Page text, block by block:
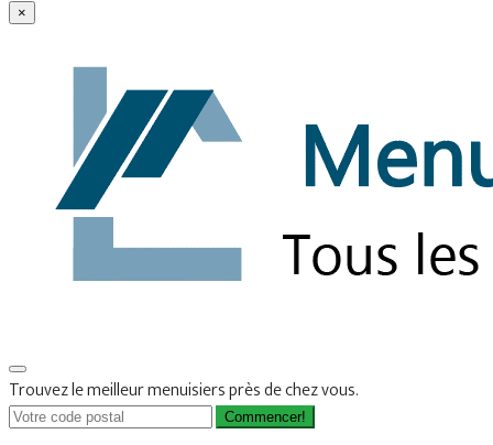
×
Trouvez le meilleur menuisiers près de chez vous.
Commencer!